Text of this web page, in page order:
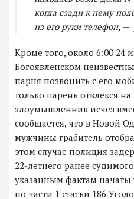
когда сзади к нему
из его руки телефон, —
Кроме того, около 6:00 24
Богоявленском
парня позвонить с его
только парень отвлекся
злоумышленник исчез
сообщается, что в Новой
мужчины грабитель
этом случае полиция
22-летнего ранее
указанным фактам начаты
по части 1 статьи 186